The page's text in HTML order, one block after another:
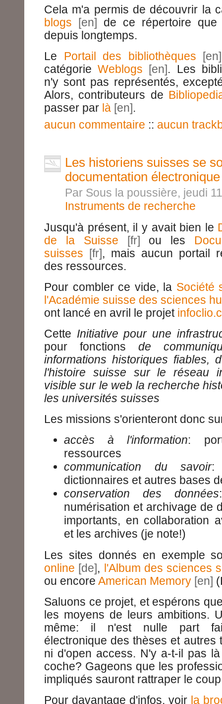
Cela m'a permis de découvrir la
blogs
de ce répertoire
depuis longtemps.
Le Portail des bibliothèques
catégorieWeblogs
. Les
n'y sont pas représentés,
Alors, contributeurs de
passer par là
.
aucun commentaire :: aucun
Les historiens suisses se
documentation électronique
Par Sous la poussière, jeudi
Instruments de recherche
Jusqu'à présent, il y avait bien le
de la Suisse
ou les
suisses
, mais aucun portail
des ressources.
Pour combler ce vide, la Société
l'Académie suisse des sciences
ont lancé en avril le projet
Cette Initiative pour une
pour fonctions de
informations historiques fiables,
l'histoire suisse sur le réseau
visible sur le web la recherche
les universités suisses
Les missions s'orienteront donc
accès à l'information:
ressources
communication du savoir:
dictionnaires et autres bases
conservation des données
numérisation et archivage de
importants, en collaboration
et les archives (je note!)
Les sites donnés en exemple
online
, l'Album des sciences
ou encore American Memory
Saluons ce projet, et espérons
les moyens de leurs ambitions.
même: il n'est nulle part
électronique des thèses et autres
ni d'open access. N'y a-t-il pas
coche? Gageons que les
impliqués sauront rattraper le
Pour davantage d'infos, voir la